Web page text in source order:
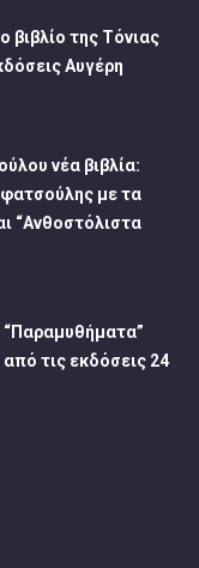
βιβλίο της Τόνιας
Αυγέρη
νέα βιβλία:
με τα
“Ανθοστόλιστα
τις εκδόσεις 24